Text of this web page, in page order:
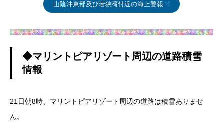
山陰沖東部及び若狭湾付近の海上警報
◆マリントピアリゾート周辺の道路積雪
情報
21日朝8時、マリントピアリゾート周辺の道路は積雪ありませ
ん。